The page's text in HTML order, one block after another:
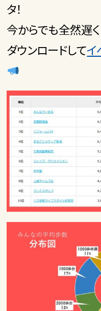
タ！
今からでも全然遅
ダウンロードしてイ